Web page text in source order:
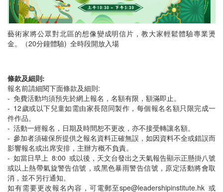
藝術家將公眾對北區的想像變成明信片，教大家輕鬆體驗專業燙
金。（20分鐘體驗) 全時段開放入場
條款及細則:
報名前請細閱下面條款及細則:
- 免費活動均須預先於網上報名，名額有限，額滿即止。
- ⁠12歲或以下兒童如需由家長陪同製作，每個報名名額只限完成一
件作品。
- 活動一經報名，日期及時間恕不更改，亦不接受轉讓名額。
-⁠ 參加者須確保所提供之報名資料正確無誤，如因資料不全或錯誤而
影響報名或出席安排，主辦方概不負責。
- ⁠如當日早上 8:00 或以後，天文台發出之天氣報告顯示正懸掛八號
或以上熱帶氣旋警告信號，或黑色暴雨警告信號，原定活動將會取
消，並不另行通知。
如有需要更改報名內容，可電郵至spe@leadershipinstitute.hk 或